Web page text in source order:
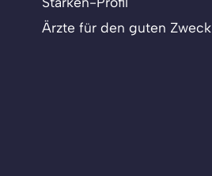
Ärzte für den guten Zweck